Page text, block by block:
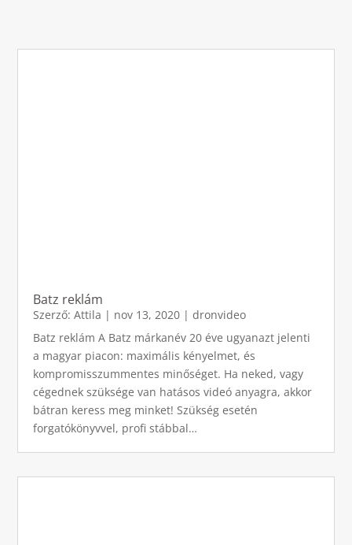
Batz reklám
Szerző:Attila | nov 13, 2020 |dronvideo
Batz reklám A Batz márkanév 20 éve ugyanazt jelenti
a magyar piacon: maximális kényelmet, és
kompromisszummentes minőséget. Ha neked, vagy
cégednek szüksége van hatásos videó anyagra, akkor
bátran keress meg minket! Szükség esetén
forgatókönyvvel, profi stábbal…